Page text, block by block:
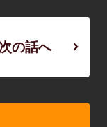
次の話へ